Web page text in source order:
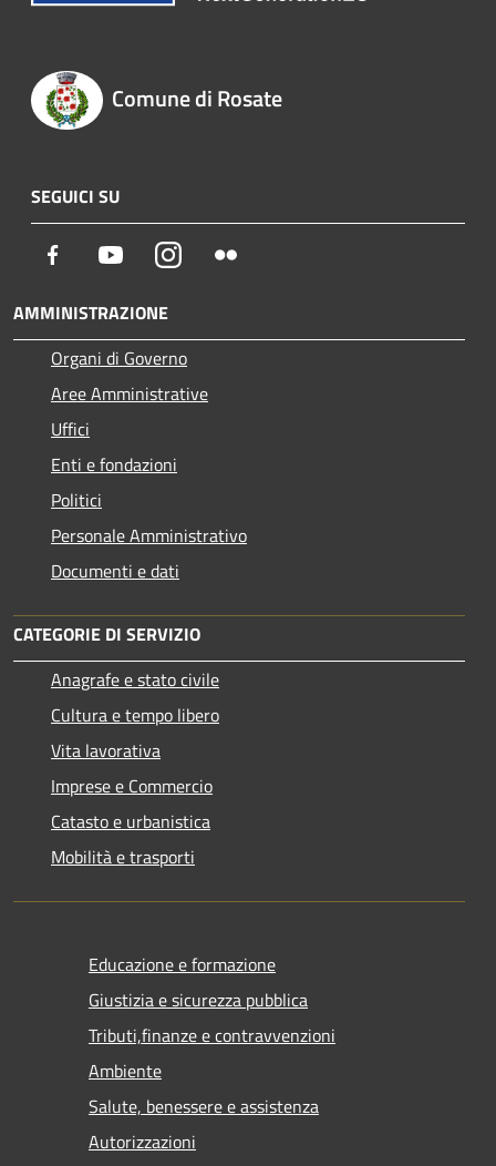
Comune di Rosate
SEGUICI SU
Facebook YoutubeInstagram
AMMINISTRAZIONE
Organi di Governo
Aree Amministrative
Uffici
Enti e fondazioni
Politici
Personale Amministrativo
Documenti e dati
CATEGORIE DI SERVIZIO
Anagrafe e stato civile
Cultura e tempo libero
Vita lavorativa
Imprese e Commercio
Catasto e urbanistica
Mobilità e trasporti
Educazione e formazione
Giustizia e sicurezza pubblica
Tributi,finanze e contravvenzioni
Ambiente
Salute, benessere e assistenza
Autorizzazioni